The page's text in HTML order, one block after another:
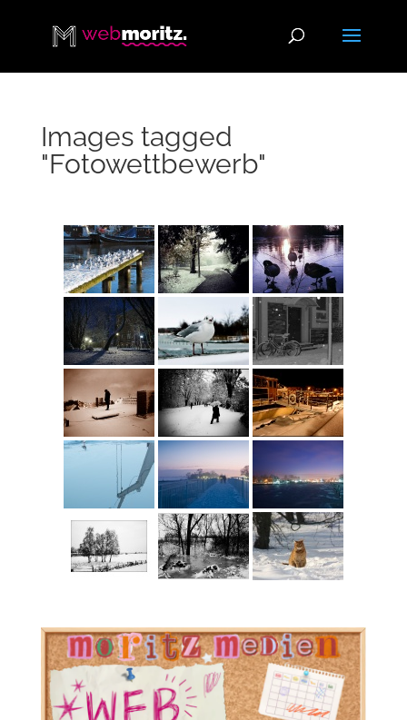
Images tagged
"Fotowettbewerb"